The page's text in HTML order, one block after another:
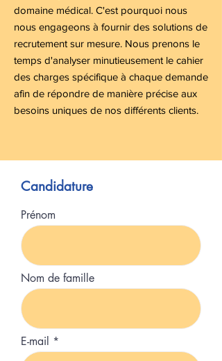
domaine médical. C'est pourquoi nous
nous engageons à fournir des solutions de
recrutement sur mesure. Nous prenons le
temps d'analyser minutieusement le cahier
des charges spécifique à chaque demande
afin de répondre de manière précise aux
besoins uniques de nos différents clients.
Candidature
Prénom
Nom de famille
E-mail